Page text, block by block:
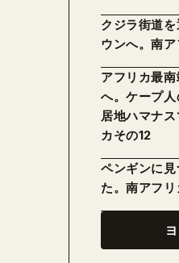
クジラ街道
ウンへ。南
アフリカ最
へ。ケープ
居地ハマナス
カその12
ペンギンに
た。南アフリ